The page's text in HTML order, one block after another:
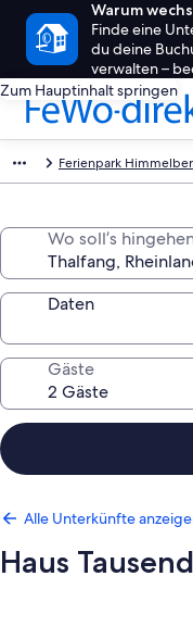
Warum
Finde eine
du deine
verwalten –
Zum Hauptinhalt springen
Ferienpark
Wo soll’s
Daten
Gäste
Alle Unterkünfte
Haus